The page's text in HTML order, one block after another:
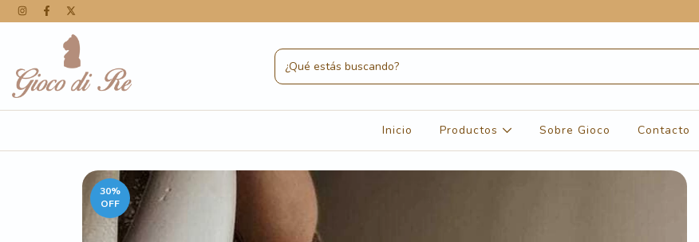
Inicio Productos Sobre Gioco Contacto
30%
OFF